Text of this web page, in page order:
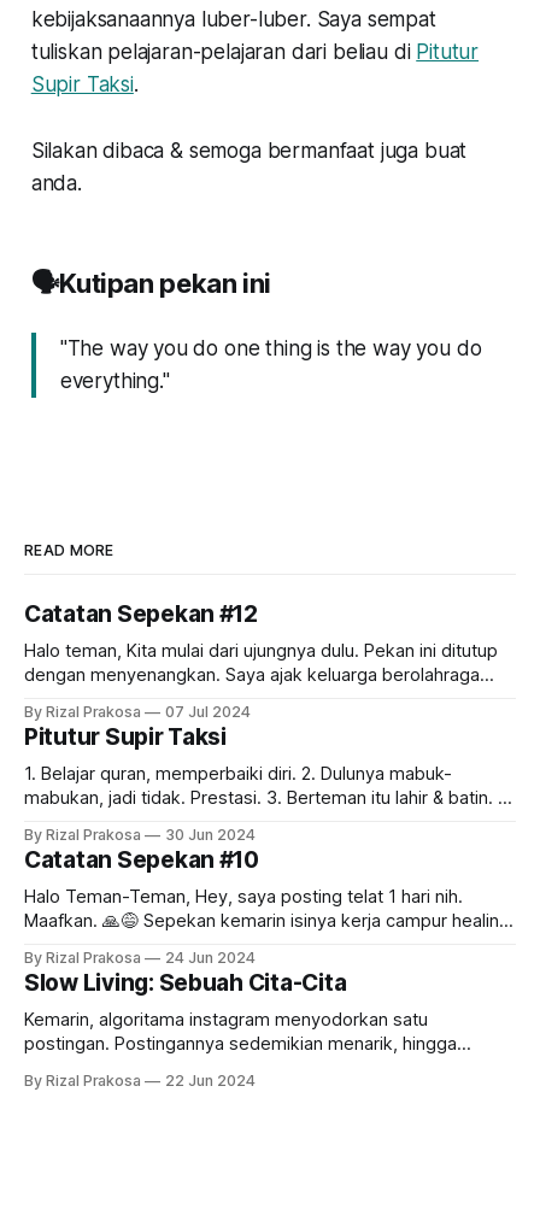
kebijaksanaannya luber-luber. Saya sempat
tuliskan pelajaran-pelajaran dari beliau di Pitutur
Supir Taksi.
Silakan dibaca & semoga bermanfaat juga buat
anda.
🗣️Kutipan pekan ini
"The way you do one thing is the way you do
everything."
READ MORE
Catatan Sepekan #12
Halo teman, Kita mulai dari ujungnya dulu. Pekan ini ditutup
dengan menyenangkan. Saya ajak keluarga berolahraga
UGM. Karena pagi ini ada acara persiapan ospek di
Lapangan Pancasila, gerbang GSP terbuka lebar.
Masyarakat umum yang biasanya dialihkan ke Wisdom Park,
By Rizal Prakosa 07 Jul 2024
Pitutur Supir Taksi
1. Belajar quran, memperbaiki diri. 2. Dulunya mabuk-
mabukan, jadi tidak. Prestasi. 3. Berteman itu lahir & batin. 4.
semua anak & menantunya. 6. Hidup itu dijalani & disyukuri.
7. Baru punya rumah di umur hampir 50 tahun. Tetap
disyukuri.
By Rizal Prakosa 30 Jun 2024
Catatan Sepekan #10
Halo Teman-Teman, Hey, saya posting telat 1 hari nih.
Maafkan. 🙏😅 Sepekan kemarin isinya kerja campur healing.
kami meluncur ke Bromo! Kami tidak bisa turun ke lautan
pasir atau naik ke Penanjakan untuk melihat sunrise yang
ikonik itu karena sedang berlangsung upacara
By Rizal Prakosa 24 Jun 2024
Slow Living: Sebuah Cita-Cita
Kemarin, algoritama instagram menyodorkan satu
postingan. Postingannya sedemikian menarik, hingga
pembuatnya. Nama akun itu adalah @lifeofacoffeedad dan
By Rizal Prakosa 22 Jun 2024